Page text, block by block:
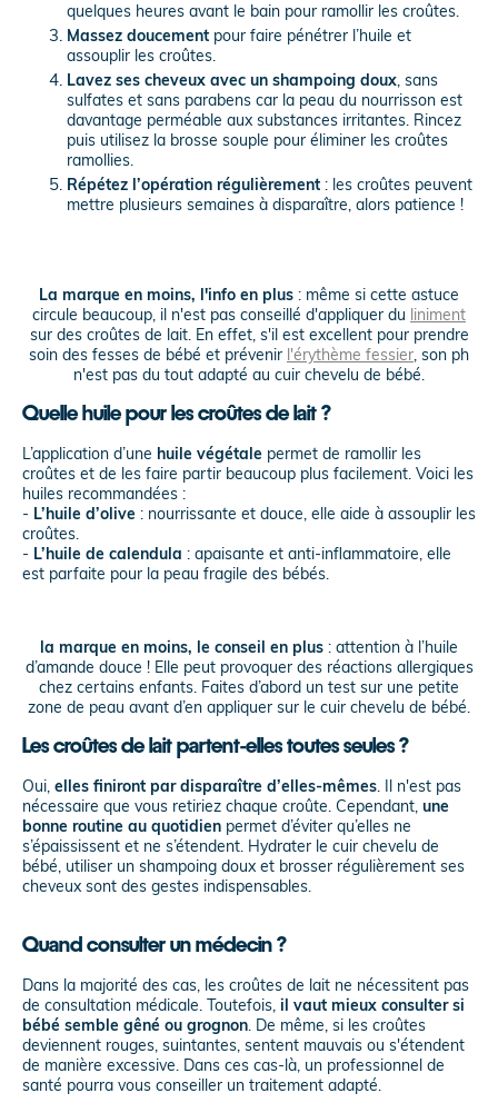
quelques heures avant le bain pour ramollir les croûtes.
Massez doucement pour faire pénétrer l’huile et
assouplir les croûtes.
Lavez ses cheveux avec un shampoing doux, sans
sulfates et sans parabens car la peau du nourrisson est
davantage perméable aux substances irritantes. Rincez
puis utilisez la brosse souple pour éliminer les croûtes
ramollies.
Répétez l’opération régulièrement : les croûtes peuvent
mettre plusieurs semaines à disparaître, alors patience !
La marque en moins, l'info en plus : même si cette astuce
circule beaucoup, il n'est pas conseillé d'appliquer du liniment
sur des croûtes de lait. En effet, s'il est excellent pour prendre
soin des fesses de bébé et prévenir l'érythème fessier, son ph
n'est pas du tout adapté au cuir chevelu de bébé.
Quelle huile pour les croûtes de lait ?
L’application d’une huile végétale permet de ramollir les
croûtes et de les faire partir beaucoup plus facilement. Voici les
huiles recommandées :
- L’huile d’olive : nourrissante et douce, elle aide à assouplir les
croûtes.
- L’huile de calendula : apaisante et anti-inflammatoire, elle
est parfaite pour la peau fragile des bébés.
la marque en moins, le conseil en plus : attention à l’huile
d’amande douce ! Elle peut provoquer des réactions allergiques
chez certains enfants. Faites d’abord un test sur une petite
zone de peau avant d’en appliquer sur le cuir chevelu de bébé.
Les croûtes de lait partent-elles toutes seules ?
Oui, elles finiront par disparaître d’elles-mêmes. Il n'est pas
nécessaire que vous retiriez chaque croûte. Cependant, une
bonne routine au quotidien permet d’éviter qu’elles ne
s’épaississent et ne s’étendent. Hydrater le cuir chevelu de
bébé, utiliser un shampoing doux et brosser régulièrement ses
cheveux sont des gestes indispensables.
Quand consulter un médecin ?
Dans la majorité des cas, les croûtes de lait ne nécessitent pas
de consultation médicale. Toutefois, il vaut mieux consulter si
bébé semble gêné ou grognon. De même, si les croûtes
deviennent rouges, suintantes, sentent mauvais ou s'étendent
de manière excessive. Dans ces cas-là, un professionnel de
santé pourra vous conseiller un traitement adapté.